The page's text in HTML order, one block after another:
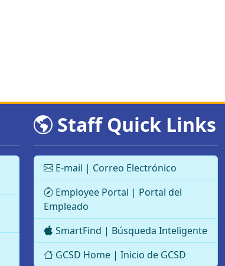
Staff Quick Links
E-mail | Correo Electrónico
Employee Portal | Portal del
Empleado
SmartFind | Búsqueda Inteligente
GCSD Home | Inicio de GCSD